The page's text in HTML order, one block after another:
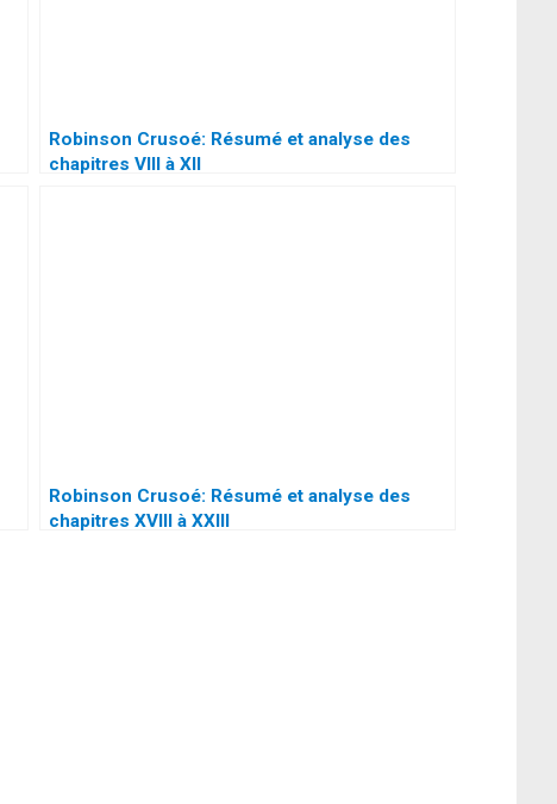
Robinson Crusoé: Résumé et analyse des
chapitres VIII à XII
Robinson Crusoé: Résumé et analyse des
chapitres XVIII à XXIII